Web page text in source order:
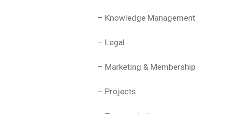
– Knowledge Management
– Legal
– Marketing & Membership
– Projects